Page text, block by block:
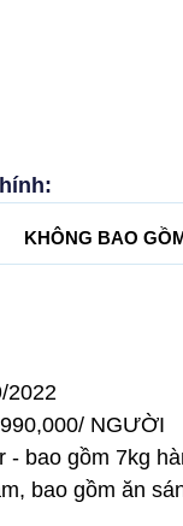
KHÔNG BAO
2022
NGƯỜI
- bao gồm 7kg
bao gồm ăn